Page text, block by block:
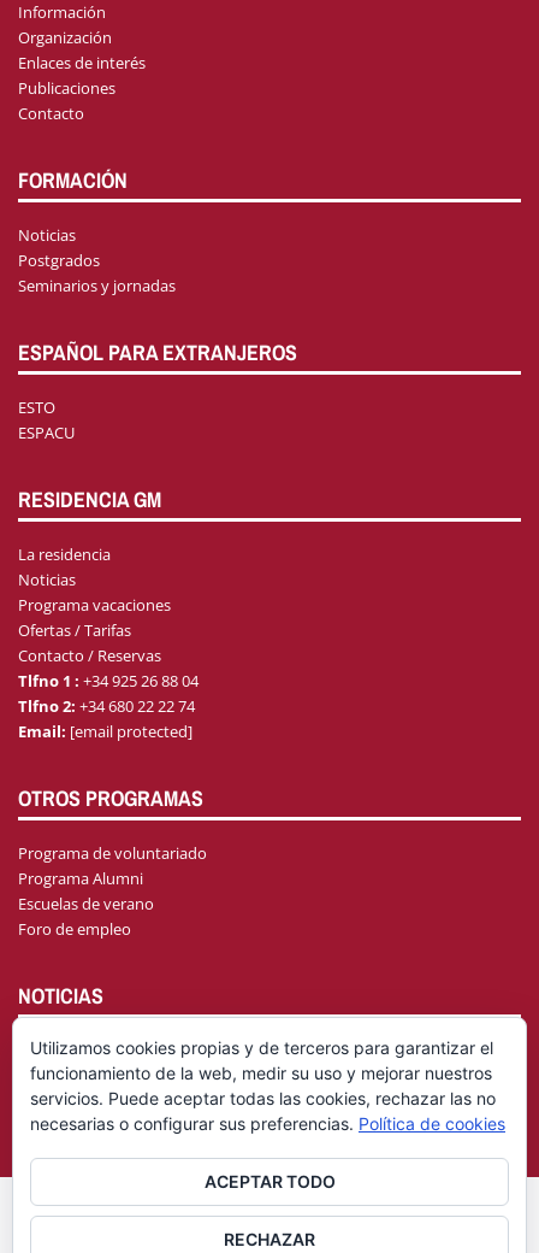
Información
Organización
Enlaces de interés
Publicaciones
Contacto
FORMACIÓN
Noticias
Postgrados
Seminarios y jornadas
ESPAÑOL PARA EXTRANJEROS
ESTO
ESPACU
RESIDENCIA GM
La residencia
Noticias
Programa vacaciones
Ofertas / Tarifas
Contacto / Reservas
Tlfno 1 : +34 925 26 88 04
Tlfno 2: +34 680 22 22 74
Email: [email protected]
OTROS PROGRAMAS
Programa de voluntariado
Programa Alumni
Escuelas de verano
Foro de empleo
NOTICIAS
AGENDA
© Fundación General Universidad de Castilla-La Mancha
Utilizamos cookies propias y de terceros para garantizar el
funcionamiento de la web, medir su uso y mejorar nuestros
servicios. Puede aceptar todas las cookies, rechazar las no
necesarias o configurar sus preferencias. Política de cookies
ACEPTAR TODO
RECHAZAR